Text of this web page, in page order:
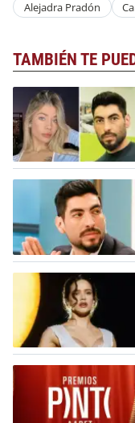
Alejadra Pradón
TAMBIÉN TE